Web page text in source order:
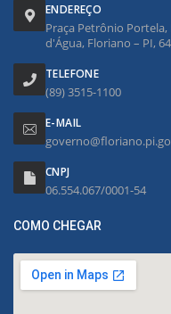
ENDEREÇO
Praça Petrônio Portela,
d'Água, Floriano – PI,
TELEFONE
(89) 3515-1100
E-MAIL
CNPJ
06.554.067/0001-54
COMO CHEGAR